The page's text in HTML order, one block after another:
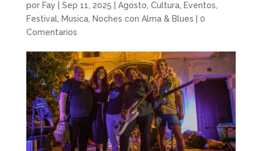
por Fay Sep 11, 2025 Agosto Cultura, Eventos
Festival, Musica, Noches con Alma & Blues
0
Comentarios